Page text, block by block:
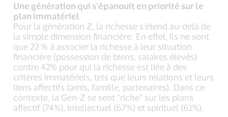
Une génération qui s'épanouit en priorité sur le
plan immatériel
Pour la génération Z, la richesse s'étend au-delà de
la simple dimension financière. En effet, ils ne sont
que 22 % à associer la richesse à leur situation
financière (possession de biens, salaires élevés)
contre 42% pour qui la richesse est liée à des
critères immatériels, tels que leurs relations et leurs
liens affectifs (amis, famille, partenaires). Dans ce
contexte, la Gen-Z se sent “riche” sur les plans
affectif (74%), intellectuel (67%) et spirituel (61%).